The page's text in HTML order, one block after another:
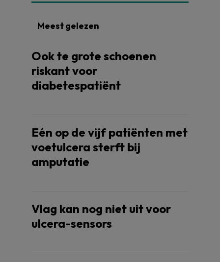
Meest gelezen
Ook te grote schoenen
riskant voor
diabetespatiënt
Eén op de vijf patiënten met
voetulcera sterft bij
amputatie
Vlag kan nog niet uit voor
ulcera-sensors